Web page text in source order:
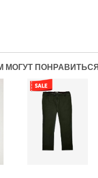
МОГУТ ПОНРАВИТЬСЯ